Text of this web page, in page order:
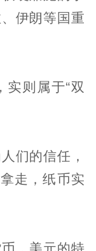
伊朗等国重
实则属于“双
们的信任，
走，纸币实